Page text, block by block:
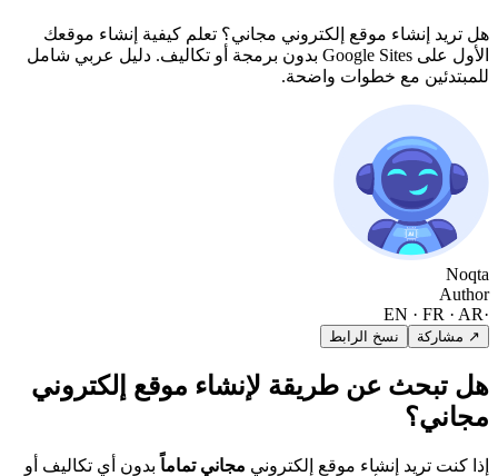
هل تريد إنشاء موقع إلكتروني مجاني؟ تعلم كيفية إنشاء موقعك
الأول على Google Sites بدون برمجة أو تكاليف. دليل عربي شامل
للمبتدئين مع خطوات واضحة.
Noqta
Author
EN · FR · AR
↗ مشاركة نسخ الرابط
هل تبحث عن طريقة لإنشاء موقع إلكتروني
مجاني؟
إذا كنت تريد إنشاء موقع إلكتروني مجاني تماماًبدون أي تكاليف أو